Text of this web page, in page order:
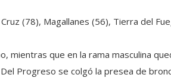
(78), Magallanes (56), Tierra del
mientras que en la rama masculina
Progreso se colgó la presea de